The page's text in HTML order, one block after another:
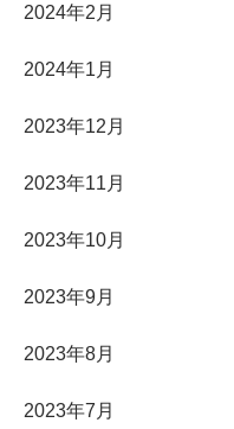
2024年2月
2024年1月
2023年12月
2023年11月
2023年10月
2023年9月
2023年8月
2023年7月